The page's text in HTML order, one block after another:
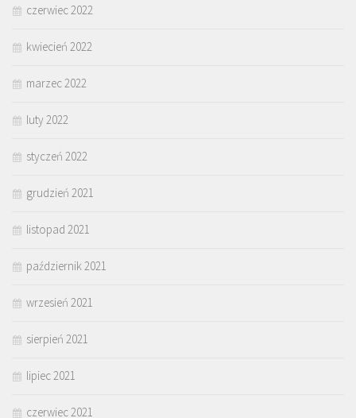
czerwiec 2022
kwiecień 2022
marzec 2022
luty 2022
styczeń 2022
grudzień 2021
listopad 2021
październik 2021
wrzesień 2021
sierpień 2021
lipiec 2021
czerwiec 2021